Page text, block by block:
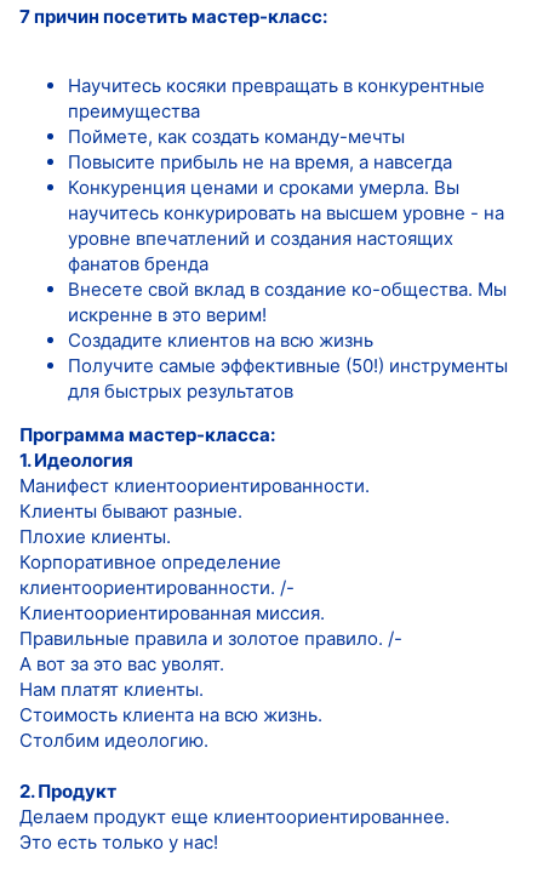
7 причин посетить мастер-класс:
Научитесь косяки превращать в конкурентные
преимущества
Поймете, как создать команду-мечты
Повысите прибыль не на время, а навсегда
Конкуренция ценами и сроками умерла. Вы
научитесь конкурировать на высшем уровне - на
уровне впечатлений и создания настоящих
фанатов бренда
Внесете свой вклад в создание ко-общества. Мы
искренне в это верим!
Создадите клиентов на всю жизнь
Получите самые эффективные (50!) инструменты
для быстрых результатов
Программа мастер-класса:
1. Идеология
Манифест клиентоориентированности.
Клиенты бывают разные.
Плохие клиенты.
Корпоративное определение
клиентоориентированности. /-
Клиентоориентированная миссия.
Правильные правила и золотое правило. /-
А вот за это вас уволят.
Нам платят клиенты.
Стоимость клиента на всю жизнь.
Столбим идеологию.
2. Продукт
Делаем продукт еще клиентоориентированнее.
Это есть только у нас!